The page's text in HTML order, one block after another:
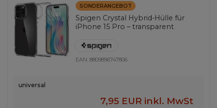
SONDERANGEBOT
Spigen Crystal Hybrid-Hülle für
iPhone 15 Pro – transparent
EAN:8809896747806
universal
7,95 EUR inkl. MwSt